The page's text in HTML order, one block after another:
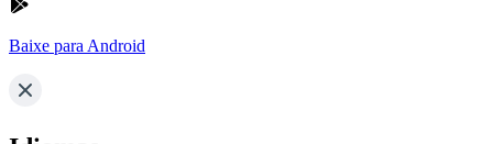
Baixe para Android